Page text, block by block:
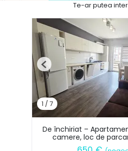
Te-ar putea
1 /7
Previous
De închiriat –
camere, loc de